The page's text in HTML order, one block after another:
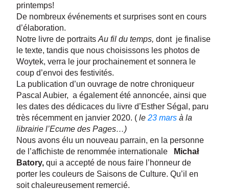
printemps!
De nombreux événements et surprises sont en cours
d’élaboration.
Notre livre de portraits Au fil du temps, dont je finalise
le texte, tandis que nous choisissons les photos de
Woytek, verra le jour prochainement et sonnera le
coup d’envoi des festivités.
La publication d’un ouvrage de notre chroniqueur
Pascal Aubier, a également été annoncée, ainsi que
les dates des dédicaces du livre d’Esther Ségal, paru
très récemment en janvier 2020. ( le 23 mars à la
librairie l’Ecume des Pages…)
Nous avons élu un nouveau parrain, en la personne
de l’affichiste de renommée internationale
Michał
Batory, qui a accepté de nous faire l’honneur de
porter les couleurs de Saisons de Culture. Qu’il en
soit chaleureusement remercié.